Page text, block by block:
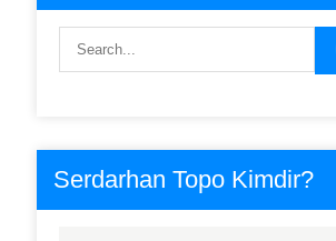
Serdarhan Topo Kimdir?